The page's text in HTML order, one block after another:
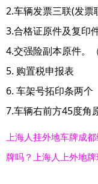
2.车辆发票三联(发票
3.合格证原件及复印
4.交强险副本原件。
5. 购置税申报表
6. 车架号拓印条两个
7.车辆右前方45度角
上海人挂外地车牌成
牌吗？上海人上外地